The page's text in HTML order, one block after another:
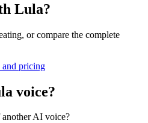
Lula?
or compare the complete
and pricing
voice?
AI voice?